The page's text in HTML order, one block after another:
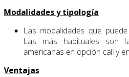
Modalidades y tipología
Las modalidades que
Las más habituales son
americanas en opción call y
Ventajas